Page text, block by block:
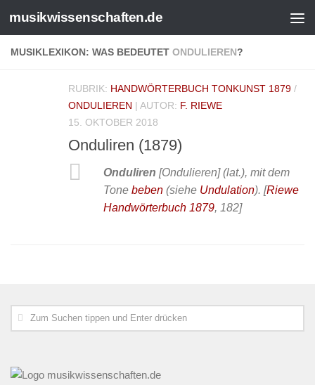
musikwissenschaften.de
MUSIKLEXIKON: WAS BEDEUTET ONDULIEREN?
RUBRIK: HANDWÖRTERBUCH TONKUNST 1879 /
ONDULIEREN | AUTOR: F. RIEWE
15. OKTOBER 2018
Onduliren (1879)
Onduliren [Ondulieren] (lat.), mit dem
Tone beben (siehe Undulation). [Riewe
Handwörterbuch 1879, 182]